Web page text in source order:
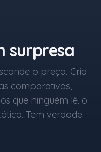
surpresa
o preço. Cria
comparativas,
que ninguém lê. o
Tem verdade.